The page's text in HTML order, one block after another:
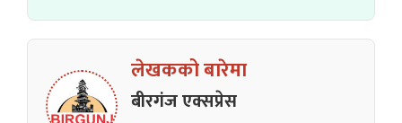
लेखकको बारेमा
बीरगंज एक्सप्रेस